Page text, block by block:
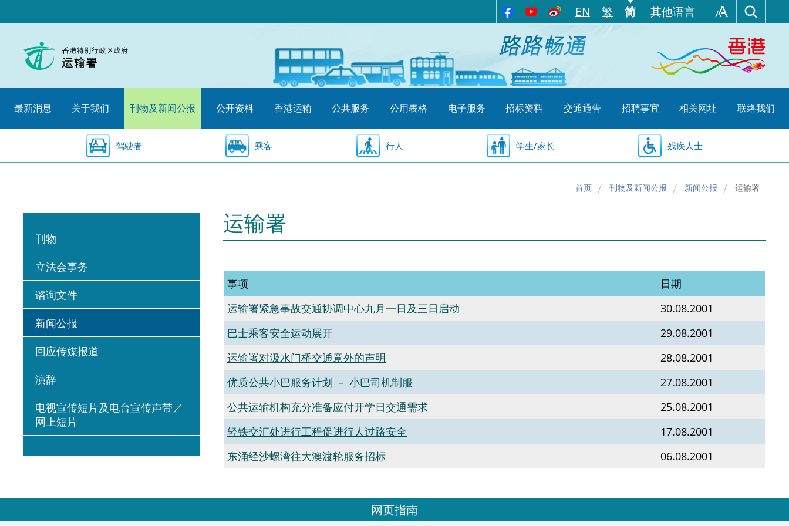
至
始
EN 繁 简 其他语言
最新消息 关于我们 刊物及新闻公报 公开资料 香港运输 公共服务 公用表格 电子服务 招标资料 交通通告 招聘事宜 相关网址 联络我们
驾驶者 乘客 行人 学生/家长 残疾人士
首页 刊物及新闻公报 新闻公报 运输署
刊物
立法会事务
谘询文件
新闻公报
回应传媒报道
演辞
电视宣传短片及电台宣传声带／
网上短片
运输署
事项
日期
运输署紧急事故交通协调中心九月一日及三日启动
30.08.2001
巴士乘客安全运动展开
29.08.2001
运输署对汲水门桥交通意外的声明
28.08.2001
优质公共小巴服务计划 － 小巴司机制服
27.08.2001
公共运输机构充分准备应付开学日交通需求
25.08.2001
轻铁交汇处进行工程促进行人过路安全
17.08.2001
东涌经沙螺湾往大澳渡轮服务招标
06.08.2001
网页指南